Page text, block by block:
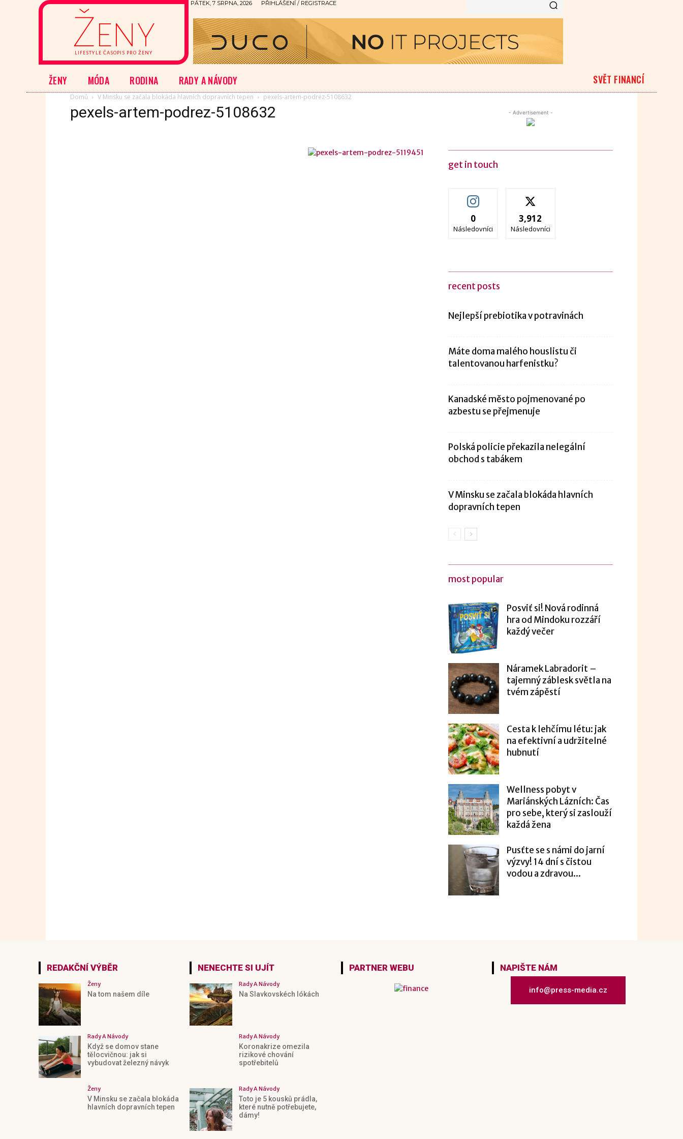
Ženy
LIFESTYLE ČASOPIS PRO ŽENY
PÁTEK, 7 SRPNA, 2026 PŘIHLÁŠENÍ / REGISTRACE
ŽENY MÓDA RODINA RADY A NÁVODY SVĚT FINANCÍ
Domů V Minsku se začala blokáda hlavních dopravních tepen pexels-artem-podrez-5108632
pexels-artem-podrez-5108632 - Advertisement -
get in touch
0
Následovníci
3,912
Následovníci
recent posts
Nejlepší prebiotika v potravinách
Máte doma malého houslistu či
talentovanou harfenistku?
Kanadské město pojmenované po
azbestu se přejmenuje
Polská policie překazila nelegální
obchod s tabákem
V Minsku se začala blokáda hlavních
dopravních tepen
most popular
Posviť si! Nová rodinná
hra od Mindoku rozzáří
každý večer
Náramek Labradorit –
tajemný záblesk světla na
tvém zápěstí
Cesta k lehčímu létu: jak
na efektivní a udržitelné
hubnutí
Wellness pobyt v
Mariánských Lázních: Čas
pro sebe, který si zaslouží
každá žena
Pusťte se s námi do jarní
výzvy! 14 dní s čistou
vodou a zdravou...
REDAKČNÍ VÝBĚR
Ženy
Na tom našem díle
Rady A Návody
Když se domov stane
tělocvičnou: jak si
vybudovat železný návyk
Ženy
V Minsku se začala blokáda
hlavních dopravních tepen
NENECHTE SI UJÍT
Rady A Návody
Na Slavkovskéch lókách
Rady A Návody
Koronakrize omezila
rizikové chování
spotřebitelů
Rady A Návody
Toto je 5 kousků prádla,
které nutně potřebujete,
dámy!
PARTNER WEBU NAPIŠTE NÁM
info@press-media.cz